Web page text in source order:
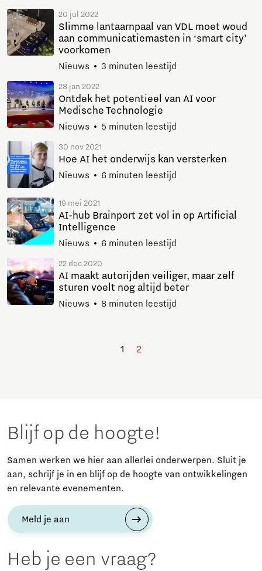
20 jul 2022
Slimme lantaarnpaal van VDL moet woud
aan communicatiemasten in ‘smart city’
voorkomen
Nieuws 3 minuten leestijd
28 jan 2022
Ontdek het potentieel van AI voor
Medische Technologie
Nieuws 5 minuten leestijd
30 nov 2021
Hoe AI het onderwijs kan versterken
Nieuws 6 minuten leestijd
19 mei 2021
AI-hub Brainport zet vol in op Artificial
Intelligence
Nieuws 6 minuten leestijd
22 dec 2020
AI maakt autorijden veiliger, maar zelf
sturen voelt nog altijd beter
Nieuws 8 minuten leestijd
1 2
Blijf op de hoogte!
Samen werken we hier aan allerlei onderwerpen. Sluit je
aan, schrijf je in en blijf op de hoogte van ontwikkelingen
en relevante evenementen.
Meld je aan
Heb je een vraag?